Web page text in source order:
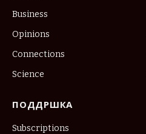
Business
Opinions
Connections
Science
ПОДДРШКА
Subscriptions